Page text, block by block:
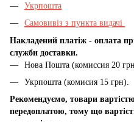
Укрпошта
Самовивіз з пункта видачі
Накладений платіж - оплата
служби доставки.
Нова Пошта (комиссия 20
Укрпошта (комисия 15 грн).
Рекомендуємо, товари
передоплатою, тому що